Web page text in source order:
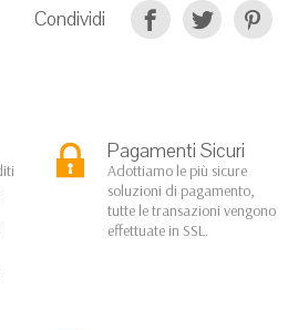
Condividi
Pagamenti Sicuri
Adottiamo le più sicure
soluzioni di pagamento,
tutte le transazioni vengono
effettuate in SSL.